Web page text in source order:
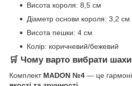
Висота короля: 8,5 см
Діаметр основи короля: 3,2 см
Висота пешки: 4 см
Колір: коричневий/бежевий
🛒 Чому варто вибрати
Комплект MADON №4 — це